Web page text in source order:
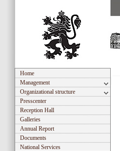
Home
Management
Organizational structure
Presscenter
Reception Hall
Galleries
Annual Report
Documents
National Services